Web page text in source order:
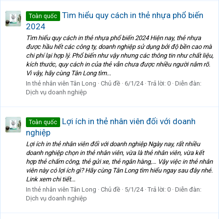
Toàn quốc
Tìm hiểu quy cách in thẻ nhựa phổ biến
2024
Tìm hiểu quy cách in thẻ nhựa phổ biến 2024 Hiện nay, thẻ nhựa
được hầu hết các công ty, doanh nghiệp sử dụng bởi độ bền cao mà
chi phí lại hợp lý. Phổ biến như vậy nhưng các thông tin như chất liệu,
kích thước, quy cách in của thẻ vẫn chưa được nhiều người nắm rõ.
Vì vậy, hãy cùng Tân Long tìm...
In thẻ nhân viên Tân Long
Chủ đề 6/1/24 Trả lời: 0 Diễn đàn:
Dịch vụ doanh nghiệp
Toàn quốc
Lợi ích in thẻ nhân viên đối với doanh
nghiệp
Lợi ích in thẻ nhân viên đối với doanh nghiệp Ngày nay, rất nhiều
doanh nghiệp chọn in thẻ nhân viên, vừa là thẻ nhân viên, vừa kết
hợp thẻ chấm công, thẻ gửi xe, thẻ ngân hàng,… Vậy việc in thẻ nhân
viên này có lợi ích gì? Hãy cùng Tân Long tìm hiểu ngay sau đây nhé.
Link xem chi tiết...
In thẻ nhân viên Tân Long
Chủ đề 5/1/24 Trả lời: 0 Diễn đàn:
Dịch vụ doanh nghiệp